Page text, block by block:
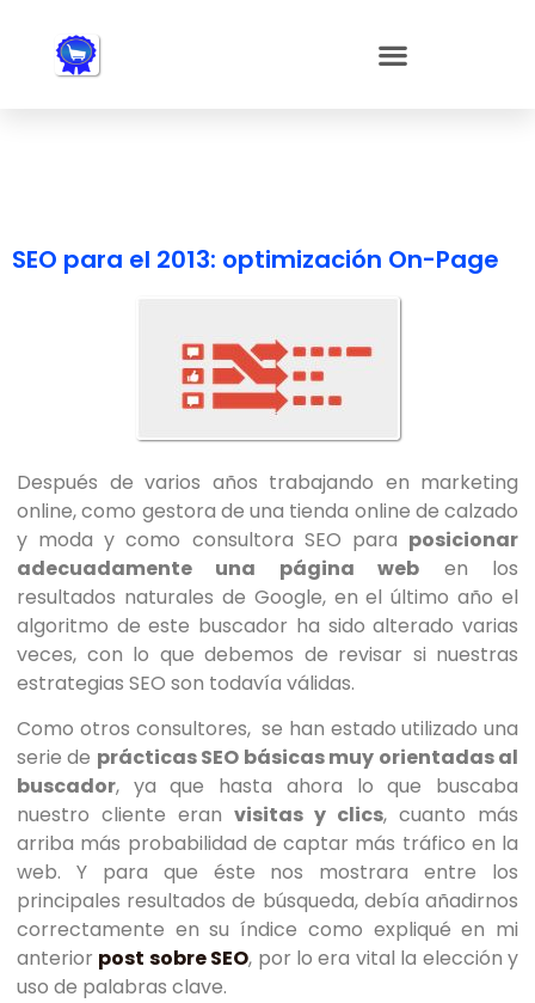
SEO para el 2013: optimización On-Page
Después de varios años trabajando en marketing
online, como gestora de una tienda online de calzado
y moda y como consultora SEO para posicionar
adecuadamente una página web en los
resultados naturales de Google, en el último año el
algoritmo de este buscador ha sido alterado varias
veces, con lo que debemos de revisar si nuestras
estrategias SEO son todavía válidas.
Como otros consultores, se han estado utilizado una
serie de prácticas SEO básicas muy orientadas al
buscador, ya que hasta ahora lo que buscaba
nuestro cliente eran visitas y clics, cuanto más
arriba más probabilidad de captar más tráfico en la
web. Y para que éste nos mostrara entre los
principales resultados de búsqueda, debía añadirnos
correctamente en su índice como expliqué en mi
anterior post sobre SEO, por lo era vital la elección y
uso de palabras clave.